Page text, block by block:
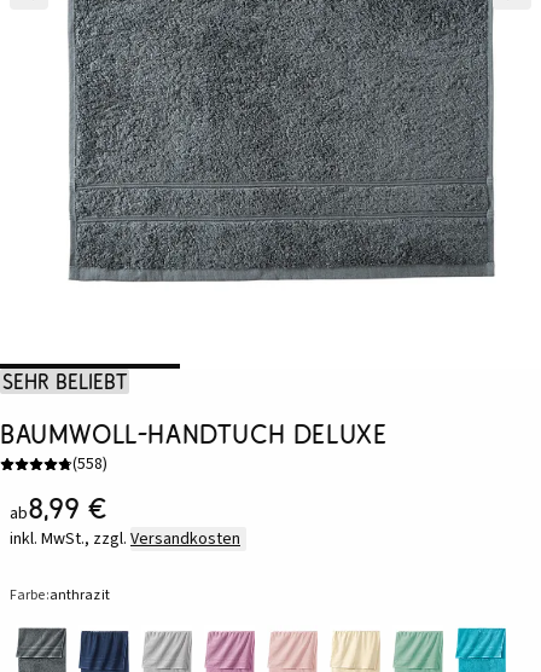
Sehr beliebt
Baumwoll-Handtuch Deluxe
(558)
ab8,99 €
inkl. MwSt., zzgl. Versandkosten
Farbe:anthrazit